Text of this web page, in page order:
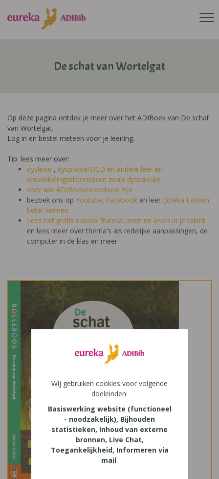
De schat van Wortelgat
Op deze pagina ontdek je meer over het ADIBoek van De schat
van Wortelgat.
Log in en bestel meteen voor je leerling.
Tip: lees meer over:
dyslexie , dyspraxie/DCD en andere leer-en
ontwikkelingsstoornissen zoals dyscalculie
voor wie ADIBoeken bedoeld zijn
bezoek ons op Youtube, Facebook en leer Eureka Leuven
beter kennen.
Lees het gratis e-boek 'Eureka: leren en leven in je talent'
en lees meer over thema's als redelijke aanpassingen, de
computer in de klas en meer
Wij gebruiken cookies voor volgende
doeleinden:
Basiswerking website (functioneel
- noodzakelijk), Bijhouden
statistieken, Inhoud van externe
bronnen, Live Chat,
Toegankelijkheid, Informeren via
mail.